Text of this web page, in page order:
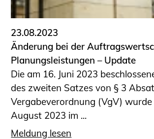
23.08.2023
Änderung bei der
Planungsleistungen – Update
Die am 16. Juni 2023
des zweiten Satzes von § 3
Vergabeverordnung (VgV) wurde
August 2023 im ...
Meldung lesen